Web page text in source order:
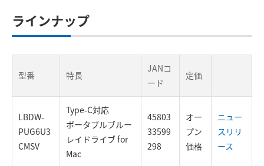
ラインナップ
型番 特長
JANコ
ード
定価
LBDW-
PUG6U3
CMSV
Type-C対応
ポータブルブルー
レイドライブ for
Mac
45803
33599
298
オー
プン
価格
ニュー
スリリ
ース